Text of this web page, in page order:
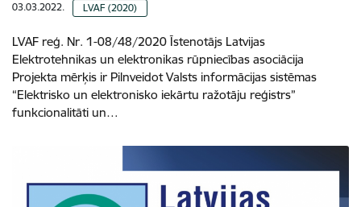
03.03.2022. LVAF (2020)
LVAF reģ. Nr. 1-08/48/2020 Īstenotājs Latvijas
Elektrotehnikas un elektronikas rūpniecības asociācija
Projekta mērķis ir Pilnveidot Valsts informācijas sistēmas
“Elektrisko un elektronisko iekārtu ražotāju reģistrs”
funkcionalitāti un…